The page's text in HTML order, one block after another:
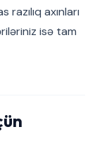
axınları
isə tam